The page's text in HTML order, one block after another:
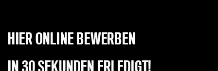
HIER ONLINE BEWERBEN
IN 30 SEKUNDEN ERLEDIGT!